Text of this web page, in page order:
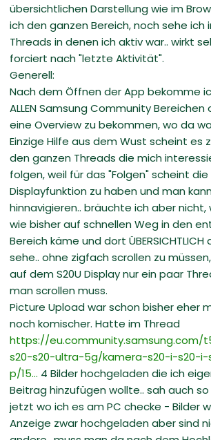
übersichtlichen Darstellung wie im
ich den ganzen Bereich, noch sehe ich
Threads in denen ich aktiv war.. wirkt
forciert nach "letzte Aktivität".
Generell:
Nach dem Öffnen der App bekomme
ALLEN Samsung Community
eine Overview zu bekommen, wo da
Einzige Hilfe aus dem Wust scheint es
den ganzen Threads die mich
folgen, weil für das "Folgen" scheint
Displayfunktion zu haben und man
hinnavigieren.. bräuchte ich aber nicht,
wie bisher auf schnellen Weg in den
Bereich käme und dort
sehe.. ohne zigfach scrollen zu
auf dem S20U Display nur ein paar
man scrollen muss.
Picture Upload war schon bisher eher
noch komischer. Hatte im Thread
https://eu.community.samsung.com/
s20-s20-ultra-5g/kamera-s20-i-s20-
p/15... 4 Bilder hochgeladen die ich
Beitrag hinzufügen wollte.. sah auch
jetzt wo ich es am PC checke - Bilder
Anzeige zwar hochgeladen aber sind